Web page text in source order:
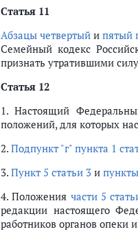
Статья 11
Абзацы четвертый ипятый
Семейный кодекс
признать утратившими
Статья 12
1. Настоящий
положений, для которых
2. Подпункт "г" пункта 1
3. Пункт 5 статьи 3 и
4. Положения части 5
редакции настоящего
работников органов опеки